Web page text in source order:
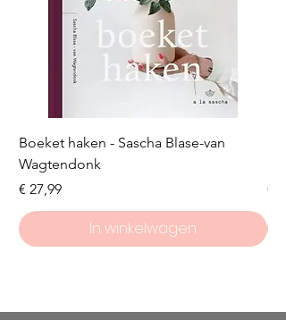
Boeket haken - Sascha Blase-van
Wagtendonk
Prijs
€ 27,99
In winkelwagen
Prijs
€